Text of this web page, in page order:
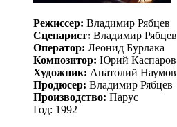
Режиссер: Владимир Рябцев
Сценарист: Владимир Рябцев
Оператор: Леонид Бурлака
Композитор: Юрий Каспаров
Художник: Анатолий Наумов
Продюсер: Владимир Рябцев
Производство: Парус
Год: 1992